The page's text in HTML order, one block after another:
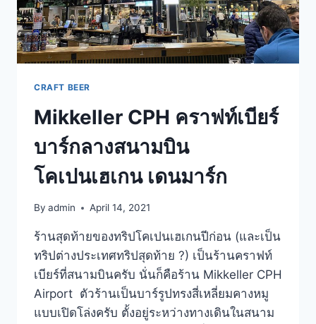
CRAFT BEER
Mikkeller CPH คราฟท์เบียร์
บาร์กลางสนามบิน
โคเปนเฮเกน เดนมาร์ก
By admin April 14, 2021
ร้านสุดท้ายของทริปโคเปนเฮเกนปีก่อน (และเป็น
ทริปต่างประเทศทริปสุดท้าย ?) เป็นร้านคราฟท์
เบียร์ที่สนามบินครับ นั่นก็คือร้าน Mikkeller CPH
Airport ตัวร้านเป็นบาร์รูปทรงสี่เหลี่ยมคางหมู
แบบเปิดโล่งครับ ตั้งอยู่ระหว่างทางเดินในสนาม